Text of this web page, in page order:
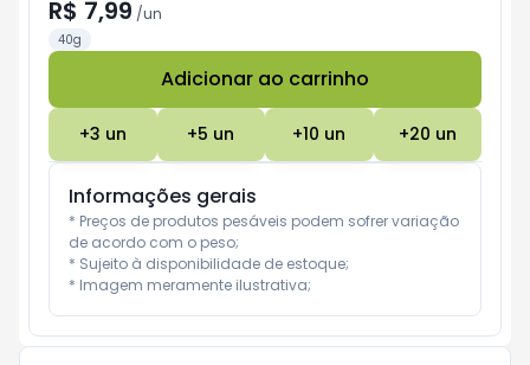
R$ 7,99 /un
40g
Adicionar ao carrinho
+3 un +5 un +10 un +20 un
Informações gerais
* Preços de produtos pesáveis podem sofrer variação
de acordo com o peso;
* Sujeito à disponibilidade de estoque;
* Imagem meramente ilustrativa;